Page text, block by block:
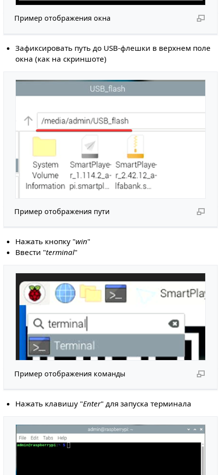
Пример отображения окна
Зафиксировать путь до USB-флешки в верхнем поле
окна (как на скриншоте)
Пример отображения пути
Нажать кнопку "win"
Ввести "terminal"
Пример отображения команды
Нажать клавишу "Enter" для запуска терминала